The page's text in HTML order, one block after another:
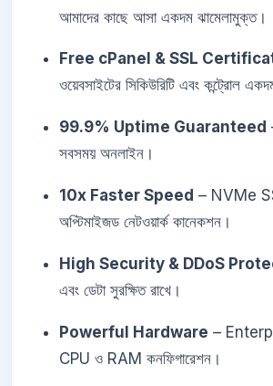
আমাদের কাছে আসা একদম ঝামেলামুক্ত।
Free cPanel & SSL
ওয়েবসাইটের সিকিউরিটি এবং কন্ট্রোল
99.9% Uptime Guaranteed
সবসময় অনলাইন।
10x Faster Speed – NVMe
অপ্টিমাইজড নেটওয়ার্ক কানেকশন।
High Security & DDoS
এবং ডেটা সুরক্ষিত রাখে।
Powerful Hardware –
CPU ও RAM কনফিগারেশন।